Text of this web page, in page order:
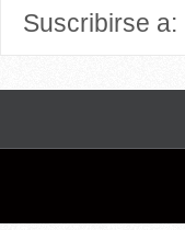
Suscribirse a: